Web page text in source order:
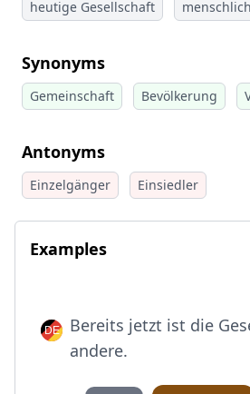
heutige Gesellschaft
Synonyms
Gemeinschaft Bevölkerung
Antonyms
Einzelgänger Einsiedler
Examples
Bereits jetzt ist die
andere.